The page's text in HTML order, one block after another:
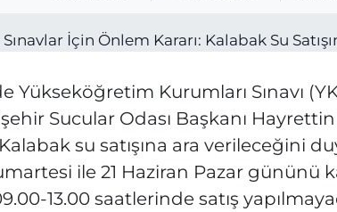
Yükseköğretim Kurumları Sınavı
Sucular Odası Başkanı
su satışına ara verileceğini
ile 21 Haziran Pazar gününü
13.00 saatlerinde satış